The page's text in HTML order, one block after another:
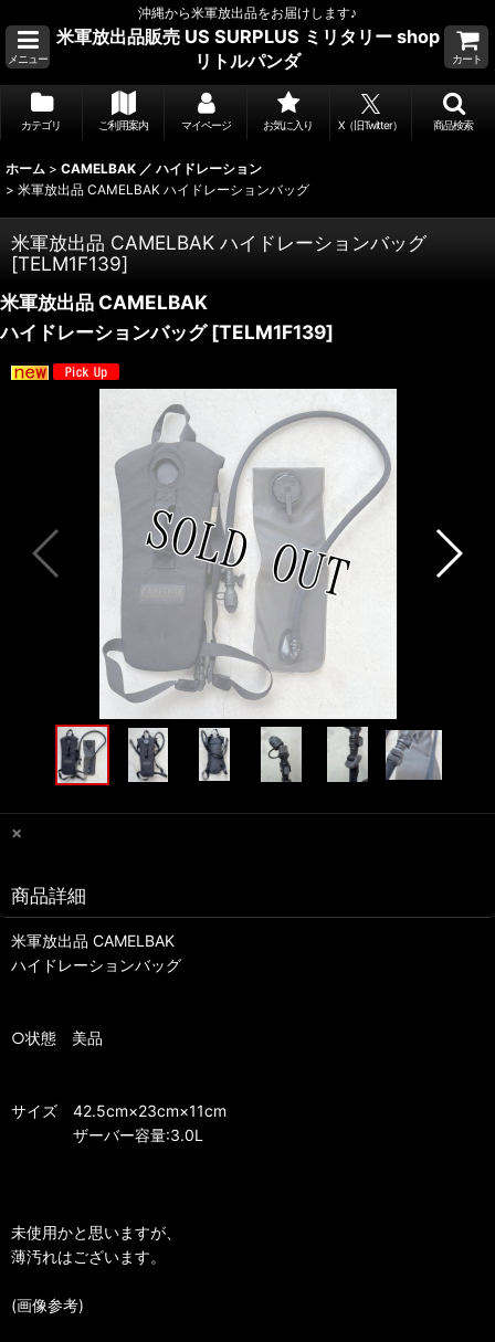
沖縄から米軍放出品をお届けします♪
メニュー
米軍放出品販売 US SURPLUS ミリタリー shop
リトルパンダ
カート
カテゴリ ご利用案内 マイページ お気に入り X（旧Twitter） 商品検索
ホーム > CAMELBAK ／ ハイドレーション
> 米軍放出品 CAMELBAK ハイドレーションバッグ
米軍放出品 CAMELBAK ハイドレーションバッグ
[TELM1F139]
米軍放出品 CAMELBAK
ハイドレーションバッグ [TELM1F139]
×
商品詳細
米軍放出品 CAMELBAK
ハイドレーションバッグ
○状態 美品
サイズ 42.5cm×23cm×11cm
ザーバー容量:3.0L
未使用かと思いますが、
薄汚れはございます。
(画像参考)